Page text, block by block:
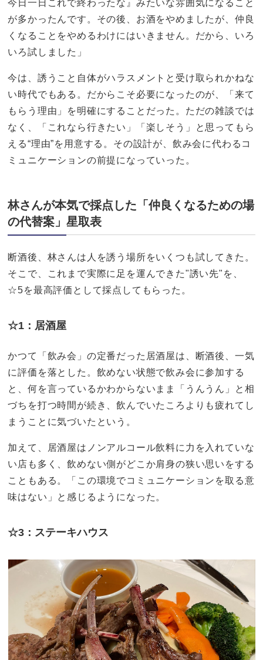
今日一日これで終わったな』みたいな雰囲気になること
が多かったんです。その後、お酒をやめましたが、仲良
くなることをやめるわけにはいきません。だから、いろ
いろ試しました」
今は、誘うこと自体がハラスメントと受け取られかねな
い時代でもある。だからこそ必要になったのが、「来て
もらう理由」を明確にすることだった。ただの雑談では
なく、「これなら行きたい」「楽しそう」と思ってもら
える“理由”を用意する。その設計が、飲み会に代わるコ
ミュニケーションの前提になっていった。
林さんが本気で採点した「仲良くなるための場
の代替案」星取表
断酒後、林さんは人を誘う場所をいくつも試してきた。
そこで、これまで実際に足を運んできた"誘い先"を、
☆5を最高評価として採点してもらった。
☆1：居酒屋
かつて「飲み会」の定番だった居酒屋は、断酒後、一気
に評価を落とした。飲めない状態で飲み会に参加する
と、何を言っているかわからないまま「うんうん」と相
づちを打つ時間が続き、飲んでいたころよりも疲れてし
まうことに気づいたという。
加えて、居酒屋はノンアルコール飲料に力を入れていな
い店も多く、飲めない側がどこか肩身の狭い思いをする
こともある。「この環境でコミュニケーションを取る意
味はない」と感じるようになった。
☆3：ステーキハウス